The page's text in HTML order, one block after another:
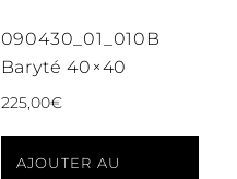
090430_01_010B
Baryté 40×40
225,00€
AJOUTER AU